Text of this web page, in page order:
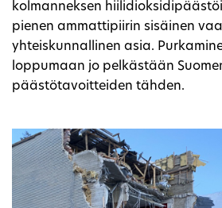
kolmanneksen
pienen ammattipiirin sisäinen
yhteiskunnallinen asia.
loppumaan jo pelkästään
päästötavoitteiden tähden.